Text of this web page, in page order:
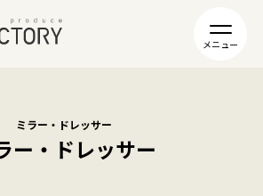
ミラー・ドレッサー
ー・ドレッサー